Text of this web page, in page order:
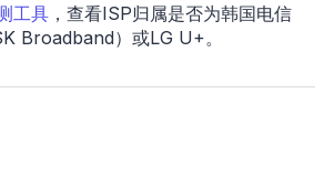
工具 ，查看ISP归属是否为韩国电信
Broadband）或LG U+。